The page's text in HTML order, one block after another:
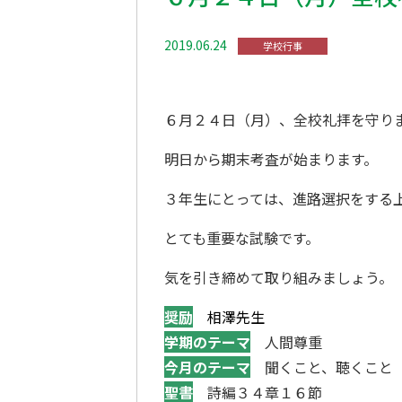
2019.06.24 学校行事
６月２４日（月）、全校礼拝を守り
明日から期末考査が始まります。
３年生にとっては、進路選択をする
とても重要な試験です。
気を引き締めて取り組みましょう。
奨励 相澤先生
学期のテーマ
人間尊重
今月のテーマ
聞くこと、聴くこと
聖書
詩編３４章１６節